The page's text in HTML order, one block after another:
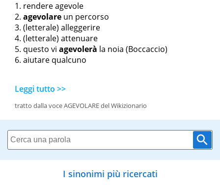
rendere agevole
agevolare un percorso
(letterale) alleggerire
(letterale) attenuare
questo vi agevolerà la noia (Boccaccio)
aiutare qualcuno
Leggi tutto >>
tratto dalla voce AGEVOLARE del Wikizionario
I sinonimi più ricercati